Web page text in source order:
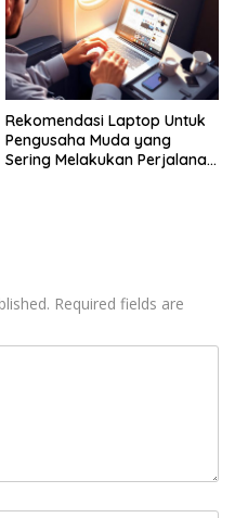
Rekomendasi Laptop Untuk
Pengusaha Muda yang
Sering Melakukan Perjalanan
Required fields are